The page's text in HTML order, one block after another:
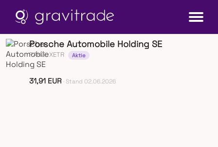
Porsche Automobile Holding SE
PAH3· XETR Aktie
31,91 EUR· Stand 02.06.2026